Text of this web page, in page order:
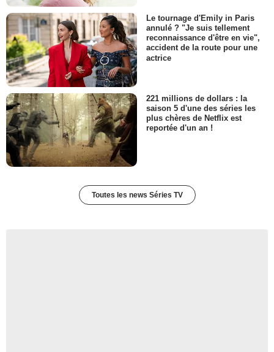
Le tournage d'Emily in Paris
annulé ? "Je suis tellement
reconnaissance d'être en vie",
accident de la route pour une
actrice
221 millions de dollars : la
saison 5 d'une des séries les
plus chères de Netflix est
reportée d'un an !
Toutes les news Séries TV